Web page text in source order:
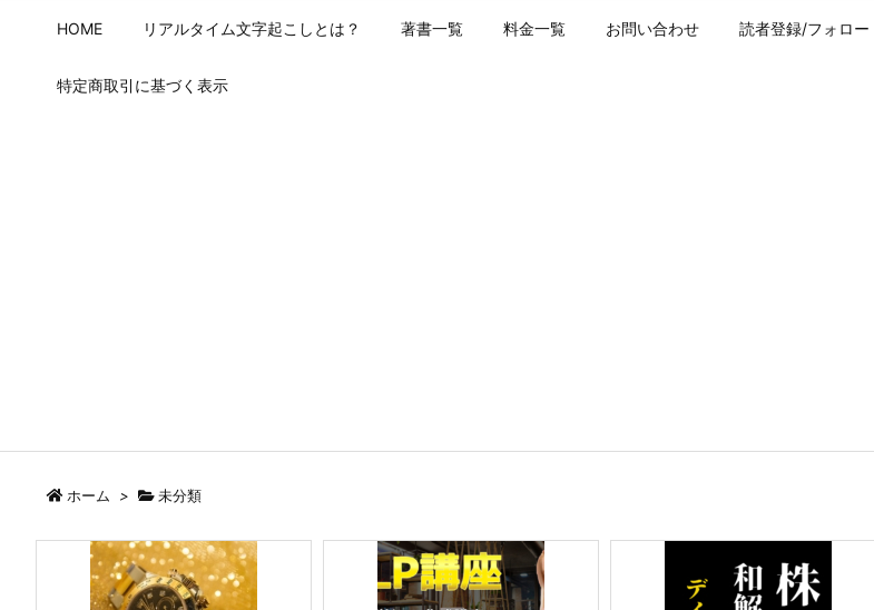
HOME リアルタイム文字起こしとは？ 著書一覧 料金一覧 お問い合わせ 読者登録/フォロー
特定商取引に基づく表示
ホーム > 未分類